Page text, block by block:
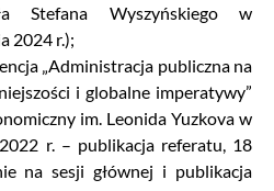
Stefana Wyszyńskiego w
2024 r.);
„Administracja publiczna na
i globalne imperatywy”
im. Leonida Yuzkova w
r. – publikacja referatu, 18
na sesji głównej i publikacja